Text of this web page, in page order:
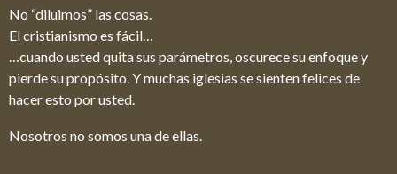
No “diluimos” las cosas.
El cristianismo es fácil…
…cuando usted quita sus parámetros, oscurece su enfoque y
pierde su propósito. Y muchas iglesias se sienten felices de
hacer esto por usted.
Nosotros no somos una de ellas.